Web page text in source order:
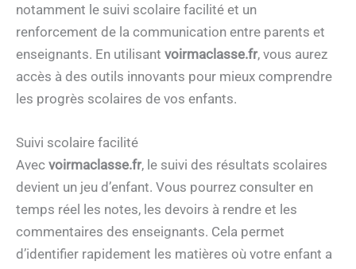
notamment le suivi scolaire facilité et un
renforcement de la communication entre parents et
enseignants. En utilisant voirmaclasse.fr, vous aurez
accès à des outils innovants pour mieux comprendre
les progrès scolaires de vos enfants.
Suivi scolaire facilité
Avec voirmaclasse.fr, le suivi des résultats scolaires
devient un jeu d’enfant. Vous pourrez consulter en
temps réel les notes, les devoirs à rendre et les
commentaires des enseignants. Cela permet
d’identifier rapidement les matières où votre enfant a